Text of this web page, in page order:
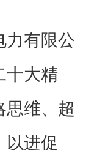
力有限公
十大精
思维、超
以进促